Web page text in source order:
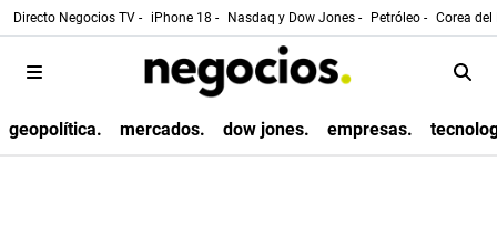
Directo Negocios TV - iPhone 18 - Nasdaq y Dow Jones - Petróleo - Corea
geopolítica. mercados. dow jones. empresas.